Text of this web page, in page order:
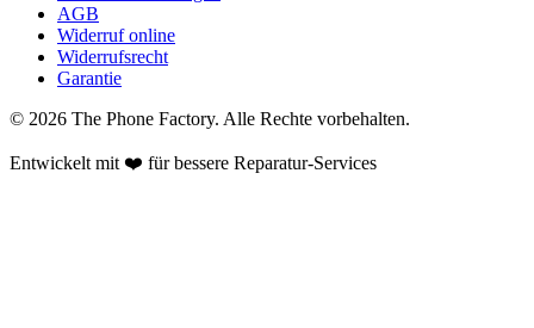
AGB
Widerruf online
Widerrufsrecht
Garantie
© 2026 The Phone Factory. Alle Rechte vorbehalten.
Entwickelt mit ❤️ für bessere Reparatur-Services